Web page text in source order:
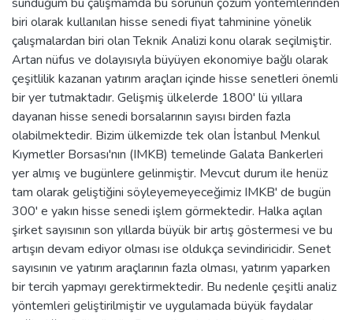
biri olarak kullanılan hisse senedi fiyat tahminine yönelik
çalışmalardan biri olan Teknik Analizi konu olarak seçilmiştir.
Artan nüfus ve dolayısıyla büyüyen ekonomiye bağlı olarak
çeşitlilik kazanan yatırım araçları içinde hisse senetleri önemli
bir yer tutmaktadır. Gelişmiş ülkelerde 1800' lü yıllara
dayanan hisse senedi borsalarının sayısı birden fazla
olabilmektedir. Bizim ülkemizde tek olan İstanbul Menkul
Kıymetler Borsası'nın (IMKB) temelinde Galata Bankerleri
yer almış ve bugünlere gelinmiştir. Mevcut durum ile henüz
tam olarak geliştiğini söyleyemeyeceğimiz IMKB' de bugün
300' e yakın hisse senedi işlem görmektedir. Halka açılan
şirket sayısının son yıllarda büyük bir artış göstermesi ve bu
artışın devam ediyor olması ise oldukça sevindiricidir. Senet
sayısının ve yatırım araçlarının fazla olması, yatırım yaparken
bir tercih yapmayı gerektirmektedir. Bu nedenle çeşitli analiz
yöntemleri geliştirilmiştir ve uygulamada büyük faydalar